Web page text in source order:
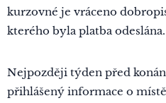
kurzovné je vráceno
kterého byla platba odeslána.
Nejpozději týden před
přihlášený informace o